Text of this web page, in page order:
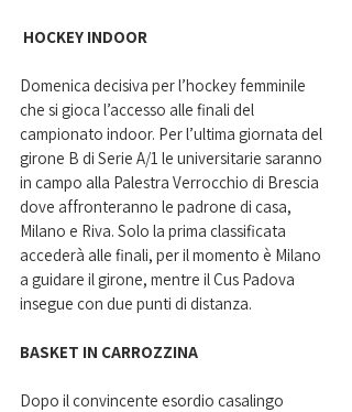
HOCKEY INDOOR
Domenica decisiva per l’hockey femminile
che si gioca l’accesso alle finali del
campionato indoor. Per l’ultima giornata del
girone B di Serie A/1 le universitarie saranno
in campo alla Palestra Verrocchio di Brescia
dove affronteranno le padrone di casa,
Milano e Riva. Solo la prima classificata
accederà alle finali, per il momento è Milano
a guidare il girone, mentre il Cus Padova
insegue con due punti di distanza.
BASKET IN CARROZZINA
Dopo il convincente esordio casalingo